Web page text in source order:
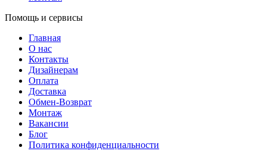
Помощь и сервисы
Главная
О нас
Контакты
Дизайнерам
Оплата
Доставка
Обмен-Возврат
Монтаж
Вакансии
Блог
Политика конфиденциальности